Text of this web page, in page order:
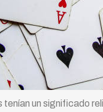
un significado